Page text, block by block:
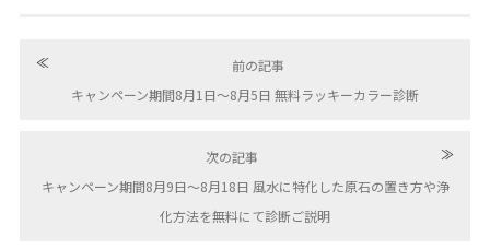
≪
前の記事
キャンペーン期間8月1日〜8月5日 無料ラッキーカラー診断
次の記事
≫
キャンペーン期間8月9日〜8月18日 風水に特化した原石の置き方や浄
化方法を無料にて診断ご説明